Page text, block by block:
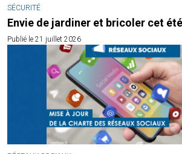
SÉCURITÉ
Envie de jardiner et bricoler cet
Publié le 21 juillet 2026